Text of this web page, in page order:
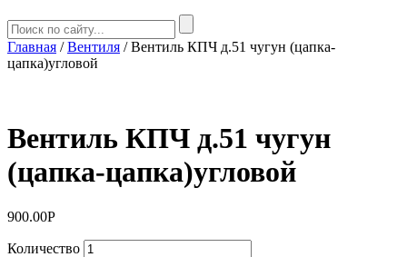
Главная /Вентиля / Вентиль КПЧ д.51 чугун (цапка-
цапка)угловой
Вентиль КПЧ д.51 чугун
(цапка-цапка)угловой
900.00Р
Количество